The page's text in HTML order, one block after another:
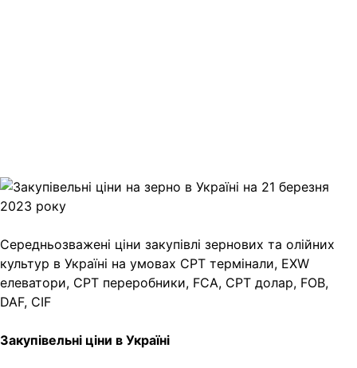
Link
Print
Середньозважені ціни закупівлі зернових та олійних
культур в Україні на умовах CPT термінали, EXW
елеватори, CPT переробники, FCA, CPT долар, FOB,
DAF, CIF
Закупівельні ціни в Україні